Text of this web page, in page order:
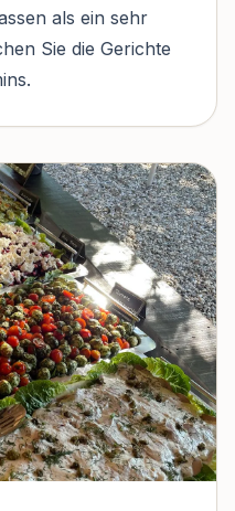
als ein sehr
Sie die Gerichte